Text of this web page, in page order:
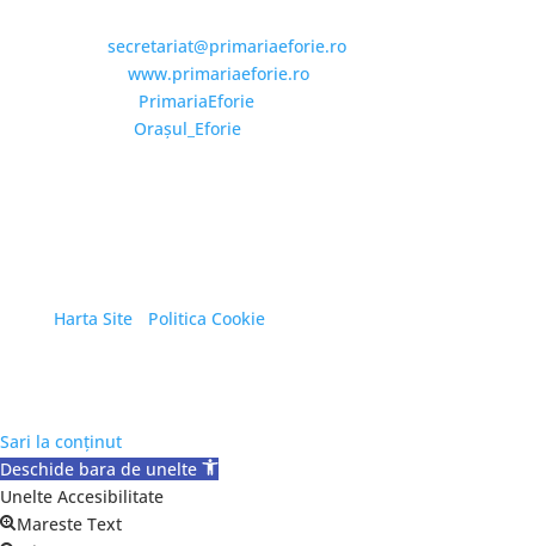
secretariat@primariaeforie.ro
www.primariaeforie.ro
PrimariaEforie
Oraşul_Eforie
Harta Site/ Politica Cookie
Sari la conținut
Deschide bara de unelte
Unelte Accesibilitate
Mareste Text